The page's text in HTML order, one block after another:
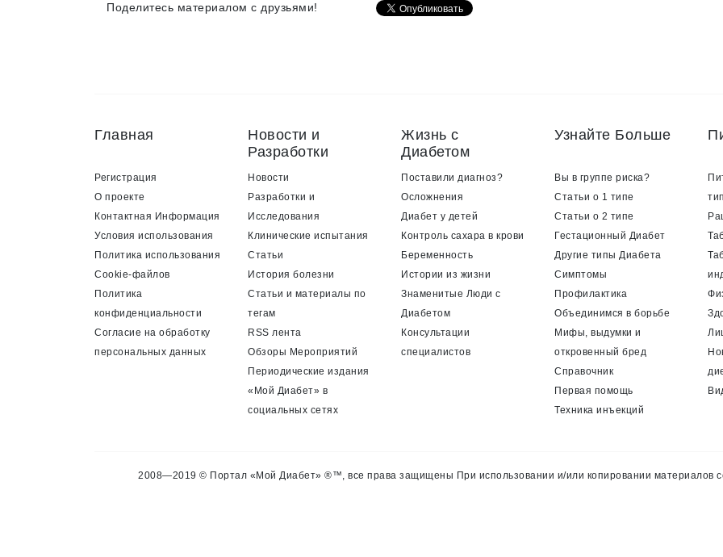
Поделитесь материалом с друзьями!
Главная
Регистрация
О проекте
Контактная Информация
Условия использования
Политика использования
Cookie-файлов
Политика
конфиденциальности
Согласие на обработку
персональных данных
Новости и
Разработки
Новости
Разработки и
Исследования
Клинические испытания
Статьи
История болезни
Статьи и материалы по
тегам
RSS лента
Обзоры Мероприятий
Периодические издания
«Мой Диабет» в
социальных сетях
Жизнь с
Диабетом
Поставили диагноз?
Осложнения
Диабет у детей
Контроль сахара в крови
Беременность
Истории из жизни
Знаменитые Люди с
Диабетом
Консультации
специалистов
Узнайте Больше
Вы в группе риска?
Статьи о 1 типе
Статьи о 2 типе
Гестационный Диабет
Другие типы Диабета
Симптомы
Профилактика
Объединимся в борьбе
Мифы, выдумки и
откровенный бред
Справочник
Первая помощь
Техника инъекций
2008—2019 © Портал «Мой Диабет» ®™, все права защищены При использовании и/или копировании материалов